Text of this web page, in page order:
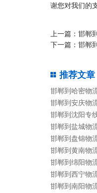
谢您对我们的
上一篇： 邯郸
下一篇： 邯郸
推荐文章
邯郸到哈密物
邯郸到安庆物
邯郸到沈阳专
邯郸到盐城物
邯郸到盘锦物
邯郸到黄南物
邯郸到绵阳物
邯郸到西宁物
邯郸到南阳物